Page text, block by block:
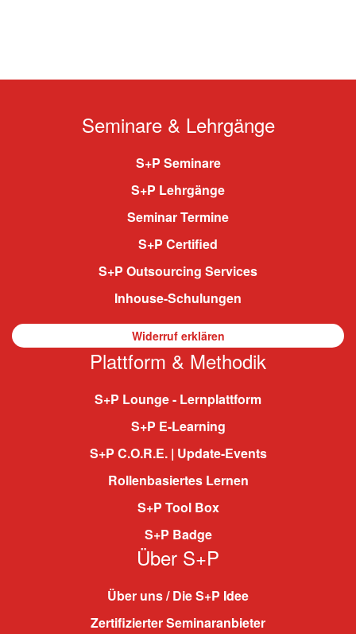
Seminare & Lehrgänge
S+P Seminare
S+P Lehrgänge
Seminar Termine
S+P Certified
S+P Outsourcing Services
Inhouse-Schulungen
Widerruf erklären
Plattform & Methodik
S+P Lounge - Lernplattform
S+P E-Learning
S+P C.O.R.E. | Update-Events
Rollenbasiertes Lernen
S+P Tool Box
S+P Badge
Über S+P
Über uns / Die S+P Idee
Zertifizierter Seminaranbieter